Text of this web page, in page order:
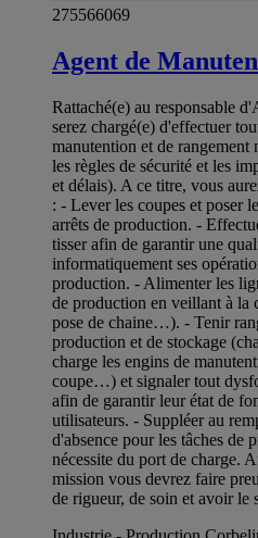
275566069
Agent de
Rattaché(e) au responsable
serez chargé(e) d'effectuer
manutention et de rangement
les règles de sécurité et les
et délais). A ce titre, vous
: - Lever les coupes et poser
arrêts de production. -
tisser afin de garantir une
informatiquement ses
production. - Alimenter les
de production en veillant à la
pose de chaine…). - Tenir
production et de stockage
charge les engins de
coupe…) et signaler tout
afin de garantir leur état de
utilisateurs. - Suppléer au
d'absence pour les tâches de
nécessite du port de charge.
mission vous devrez faire
de rigueur, de soin et avoir le